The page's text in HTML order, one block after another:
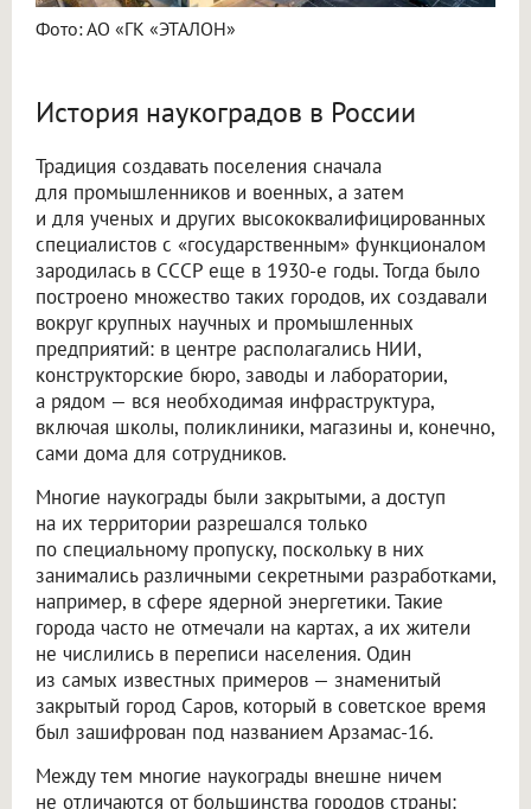
Фото: АО «ГК «ЭТАЛОН»
История наукоградов в России
Традиция создавать поселения сначала
для промышленников и военных, а затем
и для ученых и других высококвалифицированных
специалистов с «государственным» функционалом
зародилась в СССР еще в 1930-е годы. Тогда было
построено множество таких городов, их создавали
вокруг крупных научных и промышленных
предприятий: в центре располагались НИИ,
конструкторские бюро, заводы и лаборатории,
а рядом — вся необходимая инфраструктура,
включая школы, поликлиники, магазины и, конечно,
сами дома для сотрудников.
Многие наукограды были закрытыми, а доступ
на их территории разрешался только
по специальному пропуску, поскольку в них
занимались различными секретными разработками,
например, в сфере ядерной энергетики. Такие
города часто не отмечали на картах, а их жители
не числились в переписи населения. Один
из самых известных примеров — знаменитый
закрытый город Саров, который в советское время
был зашифрован под названием Арзамас-16.
Между тем многие наукограды внешне ничем
не отличаются от большинства городов страны: